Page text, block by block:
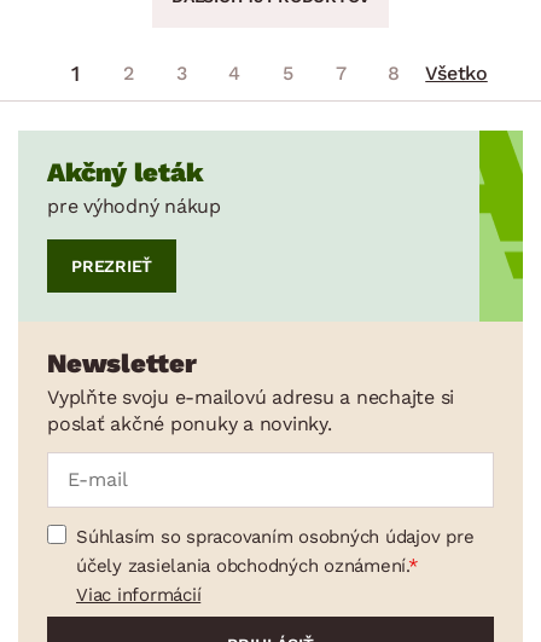
1 2 3 4 5 7 8 Všetko
Akčný leták
pre výhodný nákup
PREZRIEŤ
Newsletter
Vyplňte svoju e-mailovú adresu a nechajte si
poslať akčné ponuky a novinky.
Súhlasím so spracovaním osobných údajov pre
účely zasielania obchodných oznámení.
Viac informácií